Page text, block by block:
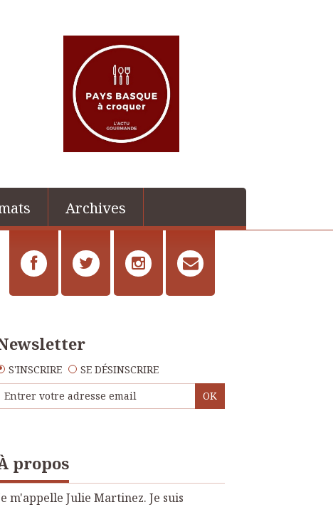
Archives
S'INSCRIRE SE DÉSINSCRIRE
propos
m'appelle Julie Martinez. Je suis